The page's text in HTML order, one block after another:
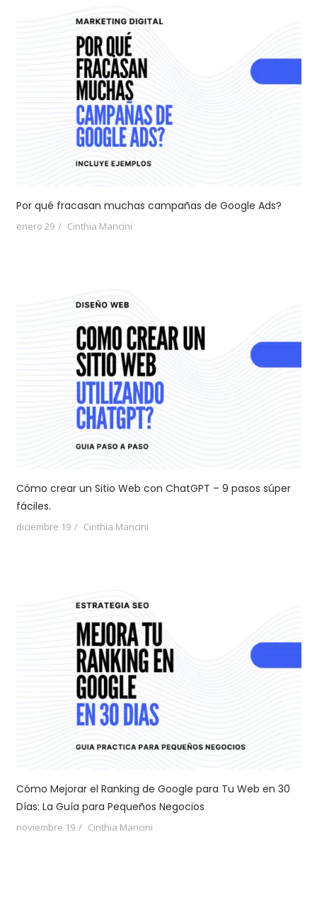
Por qué fracasan muchas campañas de Google Ads?
enero 29 Cinthia Mancini
Cómo crear un Sitio Web con ChatGPT – 9 pasos súper
fáciles.
diciembre 19 Cinthia Mancini
Cómo Mejorar el Ranking de Google para Tu Web en 30
Días: La Guía para Pequeños Negocios
noviembre 19 Cinthia Mancini